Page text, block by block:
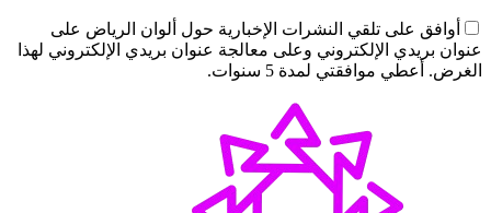
أوافق على تلقي النشرات الإخبارية حول ألوان الرياض على
عنوان بريدي الإلكتروني وعلى معالجة عنوان بريدي الإلكتروني لهذا
الغرض. أعطي موافقتي لمدة 5 سنوات.